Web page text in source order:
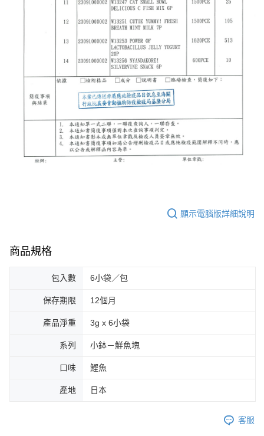
顯示電腦版詳細說明
商品規格
包入數 6小袋／包
保存期限 12個月
產品淨重 3g x 6小袋
系列 小鉢－鮮魚塊
口味 鰹魚
產地 日本
客服